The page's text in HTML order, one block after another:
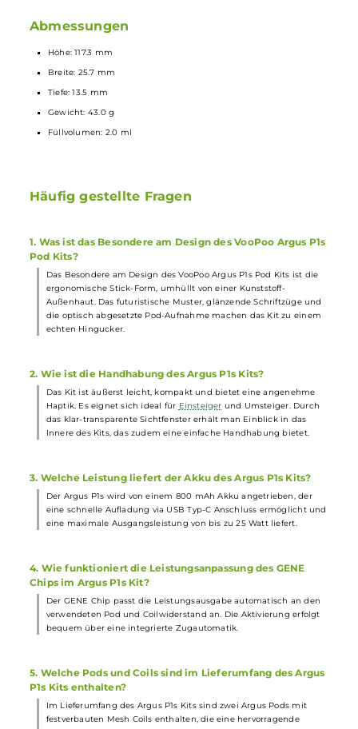
Verschiedene Farbvarianten
Lieferumfang
1 x Lanyard
1 x Bedienungsanleitung
Abmessungen
Höhe: 117.3 mm
Tiefe: 13.5 mm
Gewicht: 43.0 g
Füllvolumen: 2.0 ml
Häufig gestellte Fragen
Pod Kits?
Das Besondere am Design des VooPoo Argus P1s Pod Kits ist die
ergonomische Stick-Form, umhüllt von einer Kunststoff-
Außenhaut. Das futuristische Muster, glänzende Schriftzüge und
die optisch abgesetzte Pod-Aufnahme machen das Kit zu einem
2. Wie ist die Handhabung des Argus P1s Kits?
Das Kit ist äußerst leicht, kompakt und bietet eine angenehme